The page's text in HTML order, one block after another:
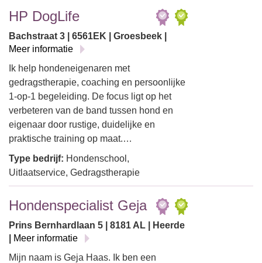
HP DogLife
Bachstraat 3 | 6561EK | Groesbeek |
Meer informatie
Ik help hondeneigenaren met
gedragstherapie, coaching en persoonlijke
1-op-1 begeleiding. De focus ligt op het
verbeteren van de band tussen hond en
eigenaar door rustige, duidelijke en
praktische training op maat.…
Type bedrijf: Hondenschool,
Uitlaatservice, Gedragstherapie
Hondenspecialist Geja
Prins Bernhardlaan 5 | 8181 AL | Heerde
Meer informatie
Mijn naam is Geja Haas. Ik ben een